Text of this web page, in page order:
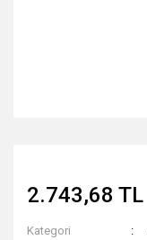
2.743,68 TL
Kategori